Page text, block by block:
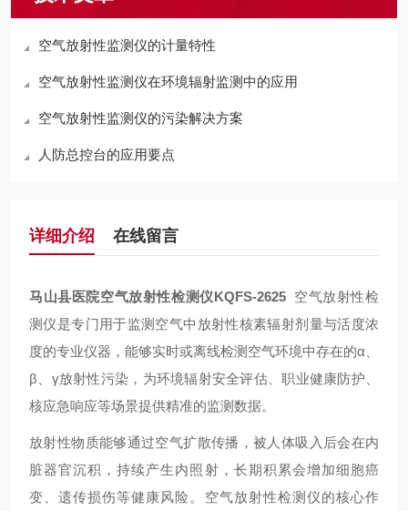
空气放射性监测仪的计量特性
空气放射性监测仪在环境辐射监测中的应用
空气放射性监测仪的污染解决方案
人防总控台的应用要点
详细介绍 在线留言
马山县医院空气放射性检测仪KQFS-2625 空气放射性检
测仪是专门用于监测空气中放射性核素辐射剂量与活度浓
度的专业仪器，能够实时或离线检测空气环境中存在的α
β
γ放射性污染，为环境辐射安全评估、职业健康防护、
核应急响应等场景提供精准的监测数据。
放射性物质能够通过空气扩散传播，被人体吸入后会在内
脏器官沉积，持续产生内照射，长期积累会增加细胞癌
变、遗传损伤等健康风险。空气放射性检测仪的核心作